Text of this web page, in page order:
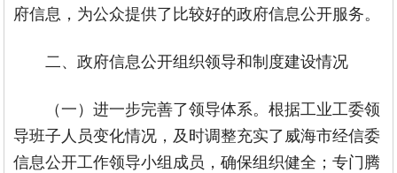
府信息，为公众提供了比较好的政府信息公开服务。
二、政府信息公开组织领导和制度建设情况
（一）进一步完善了领导体系。根据工业工委领
导班子人员变化情况，及时调整充实了威海市经信委
信息公开工作领导小组成员，确保组织健全；专门腾